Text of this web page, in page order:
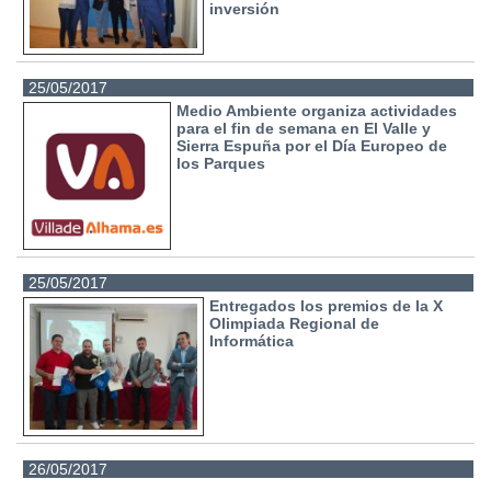
inversión
25/05/2017
Medio Ambiente organiza actividades
para el fin de semana en El Valle y
Sierra Espuña por el Día Europeo de
los Parques
25/05/2017
Entregados los premios de la X
Olimpiada Regional de
Informática
26/05/2017